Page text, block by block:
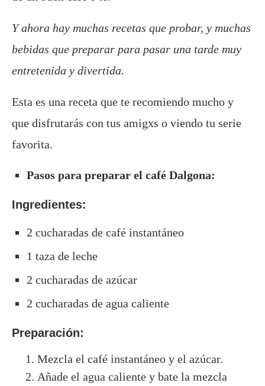
Y ahora hay muchas recetas que probar, y muchas
bebidas que preparar para pasar una tarde muy
entretenida y divertida.
Esta es una receta que te recomiendo mucho y
que disfrutarás con tus amigxs o viendo tu serie
favorita.
Pasos para preparar el café Dalgona:
Ingredientes:
2 cucharadas de café instantáneo
1 taza de leche
2 cucharadas de azúcar
2 cucharadas de agua caliente
Preparación:
Mezcla el café instantáneo y el azúcar.
Añade el agua caliente y bate la mezcla